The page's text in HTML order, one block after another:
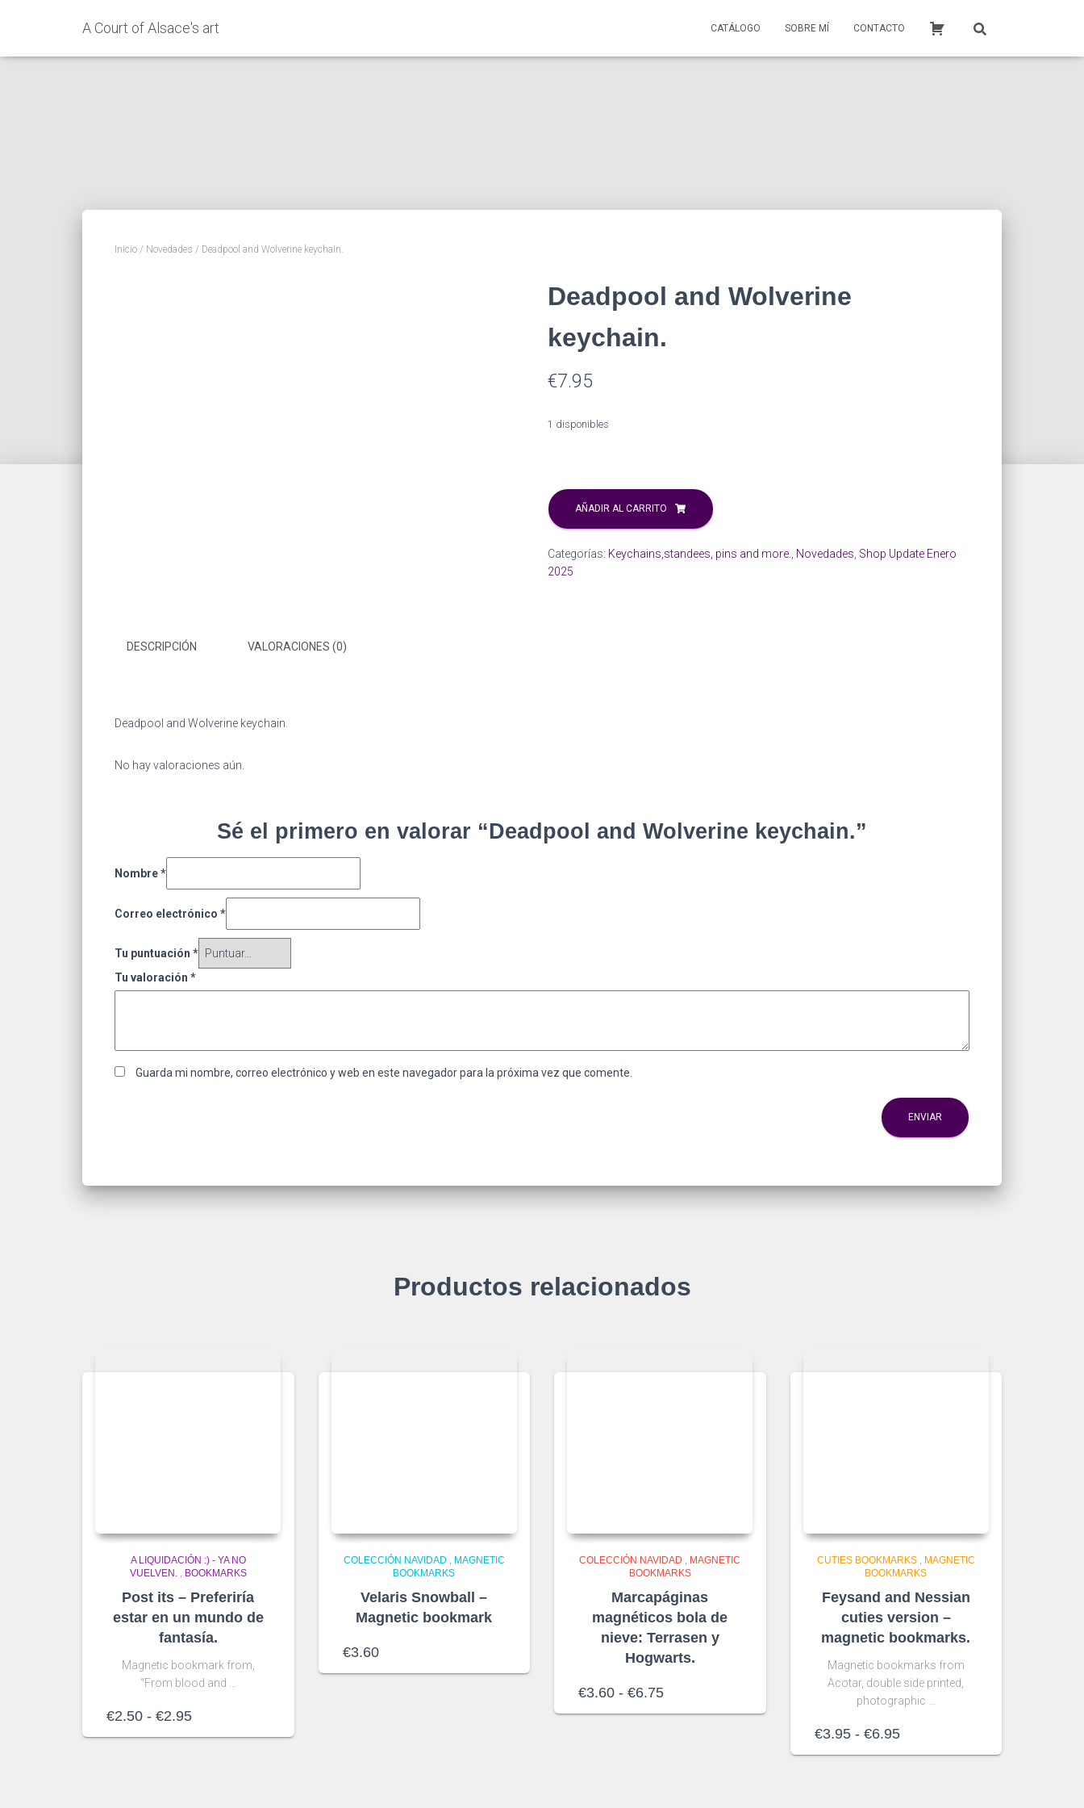
A Court of Alsace's art CATÁLOGO SOBRE MÍ CONTACTO
Inicio / Novedades / Deadpool and Wolverine keychain.
Deadpool and Wolverine
keychain.
€7.95
1 disponibles
Deadpool
and
Wolverine
cantidad
AÑADIR AL CARRITO
Categorías: Keychains,standees, pins and more. Novedades Shop Update Enero
2025
DESCRIPCIÓN VALORACIONES (0)
Deadpool and Wolverine keychain.
No hay valoraciones aún.
Sé el primero en valorar “Deadpool and Wolverine keychain.”
Nombre*
Correo electrónico *
Tu puntuación *
Tu valoración *
Guarda mi nombre, correo electrónico y web en este navegador para la próxima vez que comente.
Productos relacionados
A LIQUIDACIÓN :) - YA NO
VUELVEN., BOOKMARKS
Post its – Preferiría
estar en un mundo de
fantasía.
Magnetic bookmark from,
“From blood and …
€2.50 - €2.95Rango
COLECCIÓN NAVIDAD , MAGNETIC
BOOKMARKS
Velaris Snowball –
Magnetic bookmark
€3.60
COLECCIÓN NAVIDAD , MAGNETIC
BOOKMARKS
Marcapáginas
magnéticos bola de
nieve: Terrasen y
Hogwarts.
€3.60 - €6.75Rango
CUTIES BOOKMARKS, MAGNETIC
BOOKMARKS
Feysand and Nessian
cuties version –
magnetic bookmarks.
Magnetic bookmarks from
Acotar, double side printed,
photographic …
€3.95 - €6.95Rango